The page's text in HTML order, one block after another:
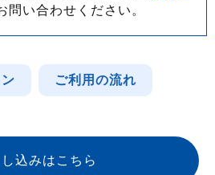
問い合わせください。
ご利用の流れ
込みはこちら